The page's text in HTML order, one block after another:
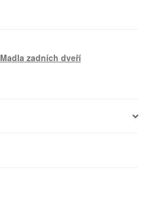
Madla zadních dveří